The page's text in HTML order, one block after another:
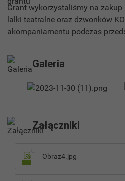
Grant wykorzystaliśmy na zakup
lalki teatralne oraz dzwonków
akompaniamentu podczas
Galeria
Załączniki
Obraz4.jpg